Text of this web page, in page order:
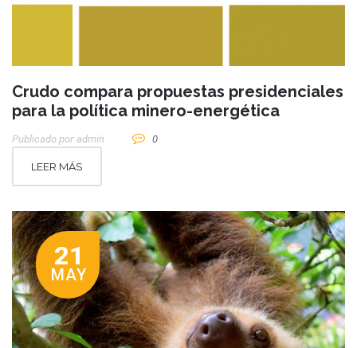
Crudo compara propuestas presidenciales
para la política minero-energética
Publicado por Admin 0
LEER MÁS
21
MAY